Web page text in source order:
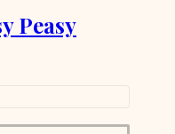
Peasy